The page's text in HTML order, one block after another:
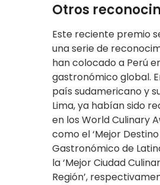
Otros
Este reciente premio
una serie de
han colocado a Perú
gastronómico global.
país sudamericano y
Lima, ya habían sido
en los World Culinary
como el ‘Mejor Destino
Gastronómico de
la ‘Mejor Ciudad
Región’,